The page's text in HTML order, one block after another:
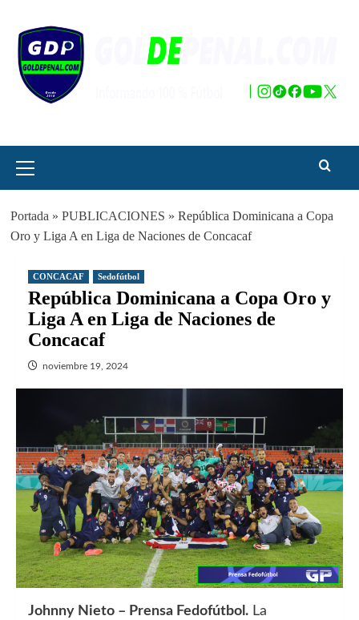
contenido
principal
Portada » PUBLICACIONES » República Dominicana a Copa
Oro y Liga A en Liga de Naciones de Concacaf
CONCACAF Sedofútbol
República Dominicana a Copa Oro y
Liga A en Liga de Naciones de
Concacaf
noviembre 19, 2024
Johnny Nieto – Prensa Fedofútbol. La